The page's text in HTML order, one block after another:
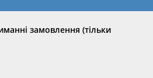
замовлення (тільки